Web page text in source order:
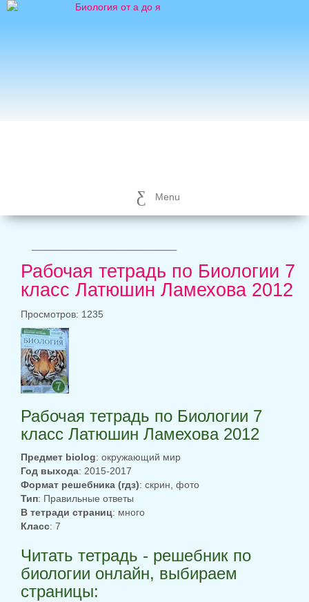
Menu
Рабочая тетрадь по Биологии 7
класс Латюшин Ламехова 2012
Просмотров: 1235
Рабочая тетрадь по Биологии 7
класс Латюшин Ламехова 2012
Предмет biolog: окружающий мир
Год выхода: 2015-2017
Формат решебника (гдз): скрин, фото
Тип: Правильные ответы
В тетради страниц: много
Класс: 7
Читать тетрадь - решебник по
биологии онлайн, выбираем
страницы: